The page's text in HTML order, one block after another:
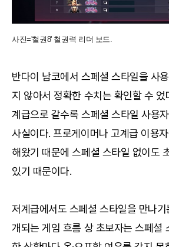
사진='철권8' 철권력 리더 보드.
반다이 남코에서 스페셜 스타일을 사
지 않아서 정확한 수치는 확인할 수 었
계급으로 갈수록 스페셜 스타일 사용
사실이다. 프로게이머나 고계급 이용
해왔기 때문에 스페셜 스타일 없이도
있기 때문이다.
저계급에서도 스페셜 스타일을 만나
개되는 게임 흐름 상 초보자는 스페셜